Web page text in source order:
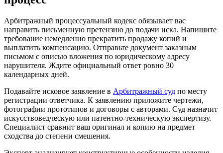
Арбитражный процессуальный кодекс обязывает вас
направить письменную претензию до подачи иска. Напишите
требование немедленно прекратить продажу копий и
выплатить компенсацию. Отправьте документ заказным
письмом с описью вложения по юридическому адресу
нарушителя. Ждите официальный ответ ровно 30
календарных дней.
Подавайте исковое заявление в Арбитражный суд по месту
регистрации ответчика. К заявлению приложите чертежи,
фотографии прототипов и договоры с авторами. Суд назначит
искусствоведческую или патентно-техническую экспертизу.
Специалист сравнит ваш оригинал и копию на предмет
сходства до степени смешения.